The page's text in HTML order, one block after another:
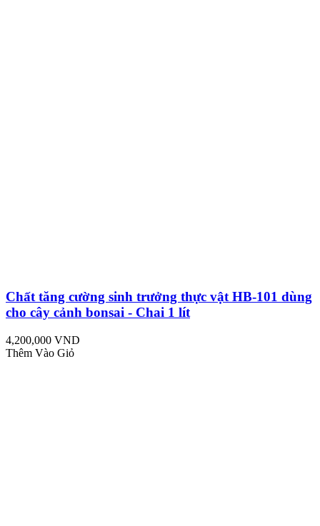
Chất tăng cường sinh trưởng thực vật HB-101 dùng
cho cây cảnh bonsai - Chai 1 lít
4,200,000 VND
Thêm Vào Giỏ